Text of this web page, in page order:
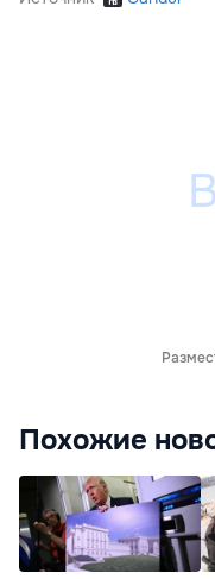
Похожие